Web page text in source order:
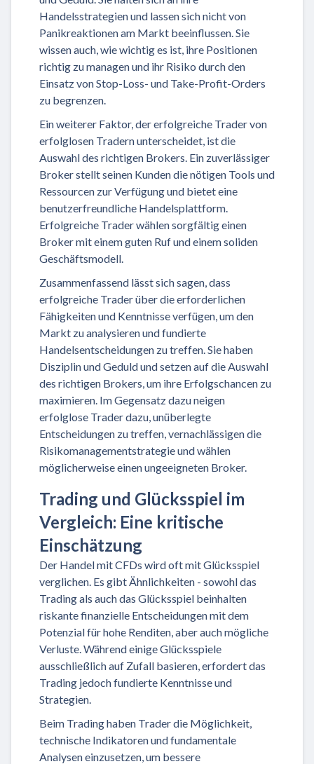
Handelsstrategien und lassen sich nicht von
Panikreaktionen am Markt beeinflussen. Sie
wissen auch, wie wichtig es ist, ihre Positionen
richtig zu managen und ihr Risiko durch den
Einsatz von Stop-Loss- und Take-Profit-Orders
zu begrenzen.
Ein weiterer Faktor, der erfolgreiche Trader von
erfolglosen Tradern unterscheidet, ist die
Auswahl des richtigen Brokers. Ein zuverlässiger
Broker stellt seinen Kunden die nötigen Tools und
Ressourcen zur Verfügung und bietet eine
benutzerfreundliche Handelsplattform.
Erfolgreiche Trader wählen sorgfältig einen
Broker mit einem guten Ruf und einem soliden
Geschäftsmodell.
Zusammenfassend lässt sich sagen, dass
erfolgreiche Trader über die erforderlichen
Fähigkeiten und Kenntnisse verfügen, um den
Markt zu analysieren und fundierte
Handelsentscheidungen zu treffen. Sie haben
Disziplin und Geduld und setzen auf die Auswahl
des richtigen Brokers, um ihre Erfolgschancen zu
maximieren. Im Gegensatz dazu neigen
erfolglose Trader dazu, unüberlegte
Entscheidungen zu treffen, vernachlässigen die
Risikomanagementstrategie und wählen
möglicherweise einen ungeeigneten Broker.
Trading und Glücksspiel im
Vergleich: Eine kritische
Einschätzung
Der Handel mit CFDs wird oft mit Glücksspiel
verglichen. Es gibt Ähnlichkeiten - sowohl das
Trading als auch das Glücksspiel beinhalten
riskante finanzielle Entscheidungen mit dem
Potenzial für hohe Renditen, aber auch mögliche
Verluste. Während einige Glücksspiele
ausschließlich auf Zufall basieren, erfordert das
Trading jedoch fundierte Kenntnisse und
Strategien.
Beim Trading haben Trader die Möglichkeit,
technische Indikatoren und fundamentale
Analysen einzusetzen, um bessere